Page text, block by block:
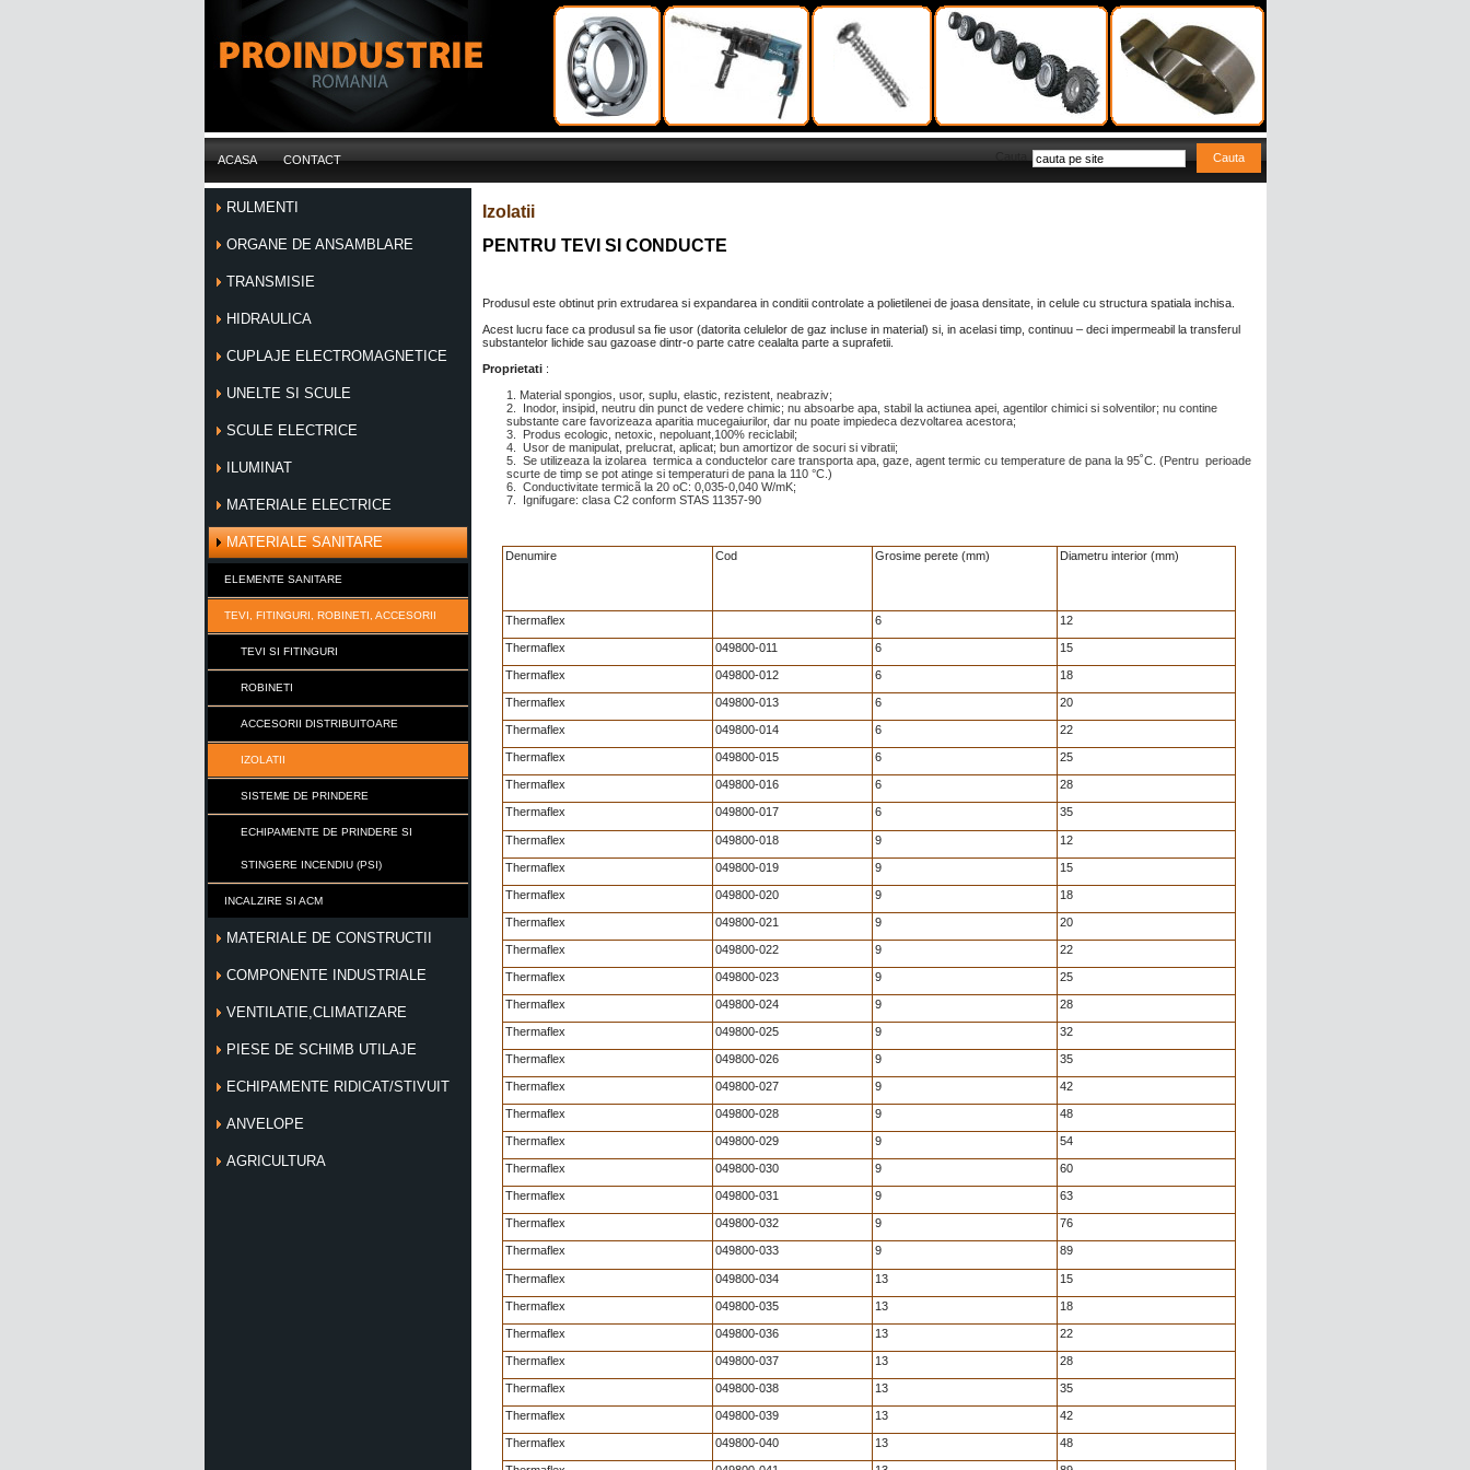
ACASA CONTACT
RULMENTI
ORGANE DE ANSAMBLARE
TRANSMISIE
HIDRAULICA
CUPLAJE ELECTROMAGNETICE
UNELTE SI SCULE
SCULE ELECTRICE
ILUMINAT
MATERIALE ELECTRICE
MATERIALE SANITARE
ELEMENTE SANITARE
TEVI, FITINGURI, ROBINETI, ACCESORII
TEVI SI FITINGURI
ROBINETI
ACCESORII DISTRIBUITOARE
IZOLATII
SISTEME DE PRINDERE
ECHIPAMENTE DE PRINDERE SI
STINGERE INCENDIU (PSI)
INCALZIRE SI ACM
MATERIALE DE CONSTRUCTII
COMPONENTE INDUSTRIALE
VENTILATIE,CLIMATIZARE
PIESE DE SCHIMB UTILAJE
ECHIPAMENTE RIDICAT/STIVUIT
ANVELOPE
AGRICULTURA
Izolatii
PENTRU TEVI SI CONDUCTE
Produsul este obtinut prin extrudarea si expandarea in conditii controlate a polietilenei de joasa densitate, in celule cu structura spatiala inchisa.
Acest lucru face ca produsul sa fie usor (datorita celulelor de gaz incluse in material) si, in acelasi timp, continuu – deci impermeabil la transferul
substantelor lichide sau gazoase dintr-o parte catre cealalta parte a suprafetii.
Proprietati:
Material spongios, usor, suplu, elastic, rezistent, neabraziv;
Inodor, insipid, neutru din punct de vedere chimic; nu absoarbe apa, stabil la actiunea apei, agentilor chimici si solventilor; nu contine
substante care favorizeaza aparitia mucegaiurilor, dar nu poate impiedeca dezvoltarea acestora;
Produs ecologic, netoxic, nepoluant,100% reciclabil;
Usor de manipulat, prelucrat, aplicat; bun amortizor de socuri si vibratii;
Se utilizeaza la izolarea termica a conductelor care transporta apa, gaze, agent termic cu temperature de pana la 95˚C. (Pentru perioade
scurte de timp se pot atinge si temperaturi de pana la 110 °C.)
Conductivitate termicã la 20 oC: 0,035-0,040 W/mK;
Ignifugare: clasa C2 conform STAS 11357-90
Denumire Cod Grosime perete (mm) Diametru interior (mm)
Thermaflex 6 12
Thermaflex 049800-011 6 15
Thermaflex 049800-012 6 18
Thermaflex 049800-013 6 20
Thermaflex 049800-014 6 22
Thermaflex 049800-015 6 25
Thermaflex 049800-016 6 28
Thermaflex 049800-017 6 35
Thermaflex 049800-018 9 12
Thermaflex 049800-019 9 15
Thermaflex 049800-020 9 18
Thermaflex 049800-021 9 20
Thermaflex 049800-022 9 22
Thermaflex 049800-023 9 25
Thermaflex 049800-024 9 28
Thermaflex 049800-025 9 32
Thermaflex 049800-026 9 35
Thermaflex 049800-027 9 42
Thermaflex 049800-028 9 48
Thermaflex 049800-029 9 54
Thermaflex 049800-030 9 60
Thermaflex 049800-031 9 63
Thermaflex 049800-032 9 76
Thermaflex 049800-033 9 89
Thermaflex 049800-034 13 15
Thermaflex 049800-035 13 18
Thermaflex 049800-036 13 22
Thermaflex 049800-037 13 28
Thermaflex 049800-038 13 35
Thermaflex 049800-039 13 42
Thermaflex 049800-040 13 48